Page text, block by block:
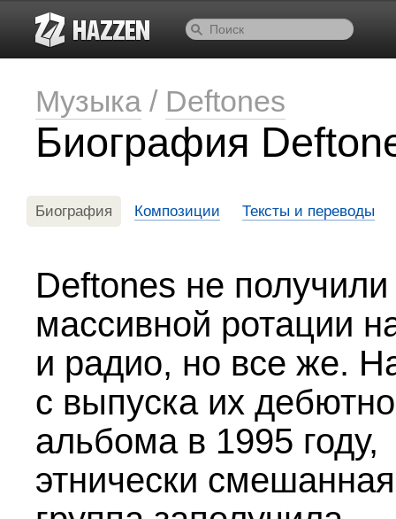
Музыка / Deftones
Биография
Биография Композиции Тексты и переводы
Deftones не получили
массивной ротации
и радио, но все же.
с выпуска их
альбома в 1995 году,
этнически смешанная